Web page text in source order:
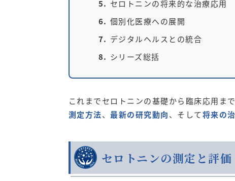
セロトニンの将来的な治療応用
個別化医療への展開
デジタルヘルスとの統合
シリーズ総括
これまでセロトニンの基礎から臨床応用ま
測定方法、 最新の研究動向、そして将来の
セロトニンの測定と評価